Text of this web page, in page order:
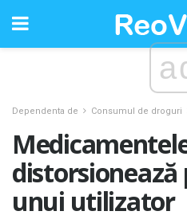
Dependenta de Consumul de droguri
distorsionează
unui utilizator